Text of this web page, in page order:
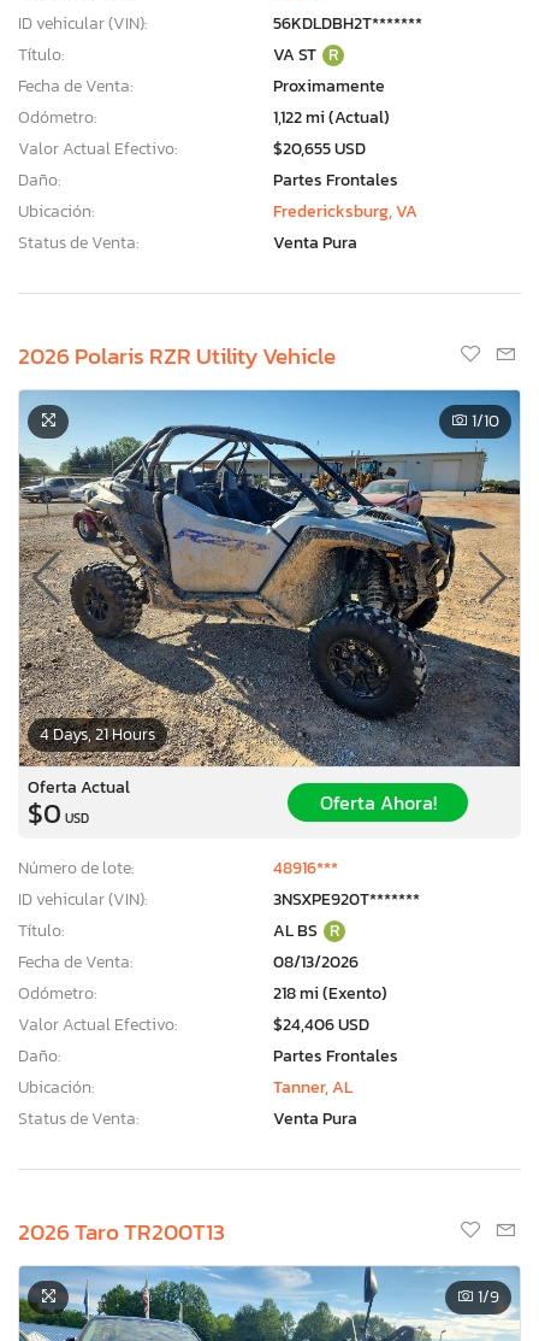
ID vehicular (VIN):
56KDLDBH2T*******
Título:
VA ST R
Fecha de Venta:
Proximamente
Odómetro:
1,122 mi (Actual)
Valor Actual Efectivo:
$20,655 USD
Daño:
Partes Frontales
Ubicación:
Fredericksburg, VA
Status de Venta:
Venta Pura
2026 Polaris RZR Utility Vehicle
4 Days, 21 Hours
1/10
Oferta Actual
$0 USD
Oferta Ahora!
Número de lote:
48916***
ID vehicular (VIN):
3NSXPE920T*******
Título:
AL BS R
Fecha de Venta:
08/13/2026
Odómetro:
218 mi (Exento)
Valor Actual Efectivo:
$24,406 USD
Daño:
Partes Frontales
Ubicación:
Tanner, AL
Status de Venta:
Venta Pura
2026 Taro TR200T13
1/9